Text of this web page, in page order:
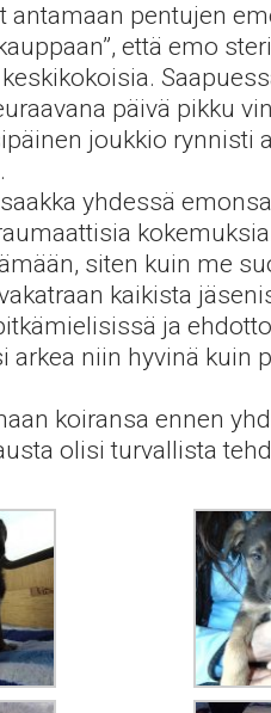
pentujen
että emo
päivä pikku
joukkio rynnisti
yhdessä
siten kuin me
kaikista
ja
niin hyvinä kuin
koiransa ennen
olisi turvallista